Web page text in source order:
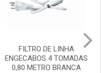
FILTRO DE LINHA
ENGECABOS 3 TOMADAS
0,80 METRO BRANCA